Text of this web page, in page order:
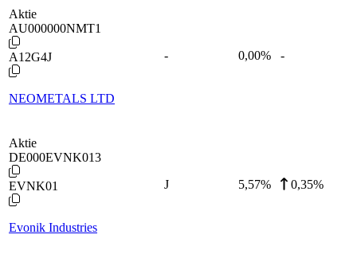
Aktie
AU000000NMT1
A12G4J
NEOMETALS LTD
- 0,00% -
Aktie
DE000EVNK013
EVNK01
Evonik Industries
J 5,57% 0,35%